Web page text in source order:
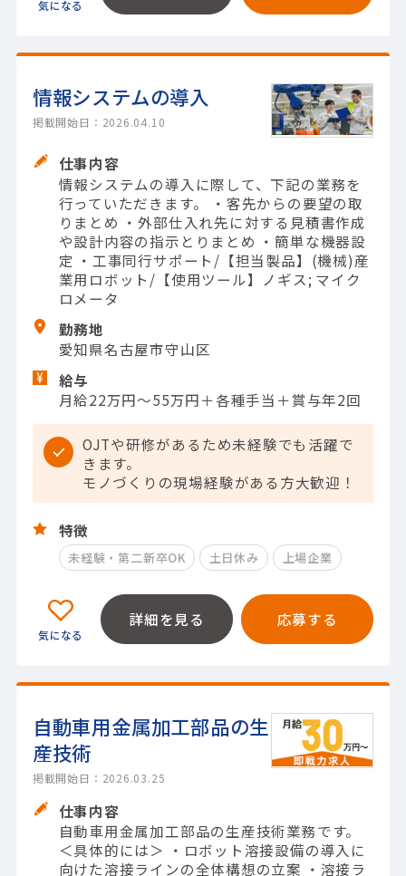
情報システムの導入
掲載開始日：2026.04.10
仕事内容
情報システムの導入に際して、下記の業務を
行っていただきます。 ・客先からの要望の取
りまとめ ・外部仕入れ先に対する見積書作成
や設計内容の指示とりまとめ ・簡単な機器設
定 ・工事同行サポート/【担当製品】(機械)産
業用ロボット/【使用ツール】ノギス; マイク
ロメータ
勤務地
愛知県名古屋市守山区
給与
月給22万円～55万円＋各種手当＋賞与年2回
OJTや研修があるため未経験でも活躍で
きます。
モノづくりの現場経験がある方大歓迎！
特徴
未経験・第二新卒OK 土日休み 上場企業
詳細を見る 応募する
自動車用金属加工部品の生
産技術
掲載開始日：2026.03.25
仕事内容
自動車用金属加工部品の生産技術業務です。
＜具体的には＞ ・ロボット溶接設備の導入に
向けた溶接ラインの全体構想の立案 ・溶接ラ